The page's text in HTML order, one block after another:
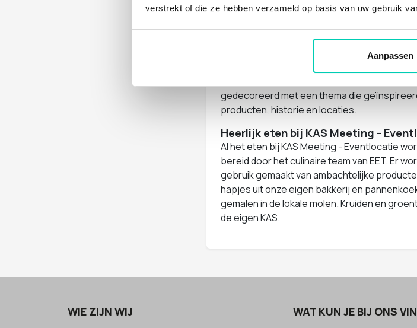
verstrekt of die ze hebben verzameld op basis van uw gebruik
Aanpassen
Vergaderen en trainen bij KAS in
je veel breakoutrooms nodig hebt voor je
prima vergaderen of meerdaagse
gedecoreerd met een thema die
producten, historie en locaties.
Heerlijk eten bij KAS Meeting -
Al het eten bij KAS Meeting - Eventlocatie
bereid door het culinaire team van EET. Er
gebruik gemaakt van ambachtelijke
hapjes uit onze eigen bakkerij en
gemalen in de lokale molen. Kruiden en
de eigen KAS.
WIE ZIJN WIJ WAT KUN JE BIJ ONS